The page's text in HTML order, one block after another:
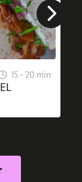
15 - 20 min